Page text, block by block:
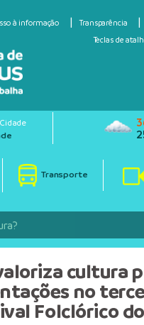
à informação
Transparência
Teclas de
Transporte
cultura
no
Folclórico do